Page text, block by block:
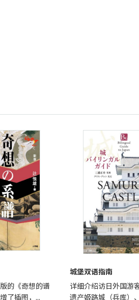
的《奇想的谱
了插图，...
城堡双语指南
详细介绍访日外国游
遗产姬路城（兵库）